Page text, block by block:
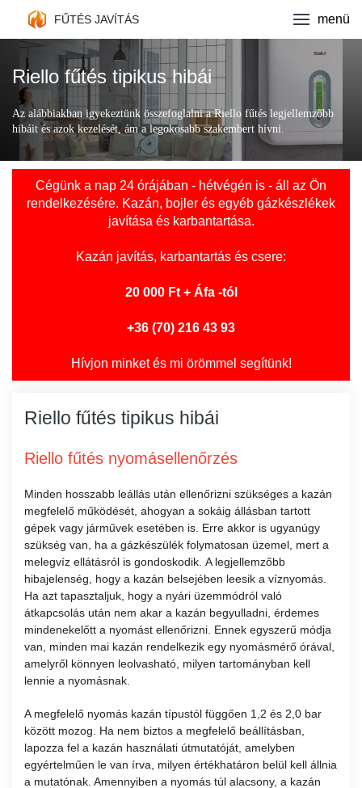
FŰTÉS JAVÍTÁS
Fűtés javítás
Kazán márkák
Ajánlatkérés
Kapcsolat
menü
Riello fűtés tipikus hibái
Az alábbiakban igyekeztünk összefoglalni a Riello fűtés legjellemzőbb
hibáit és azok kezelését, ám a legokosabb szakembert hívni.
Cégünk a nap 24 órájában - hétvégén is - áll az Ön
rendelkezésére. Kazán, bojler és egyéb gázkészlékek
javítása és karbantartása.
Kazán javítás, karbantartás és csere:
20 000 Ft + Áfa -tól
+36 (70) 216 43 93
Hívjon minket és mi örömmel segítünk!
Riello fűtés tipikus hibái
Riello fűtés nyomásellenőrzés
Minden hosszabb leállás után ellenőrizni szükséges a kazán
megfelelő működését, ahogyan a sokáig állásban tartott
gépek vagy járművek esetében is. Erre akkor is ugyanúgy
szükség van, ha a gázkészülék folymatosan üzemel, mert a
melegvíz ellátásról is gondoskodik. A legjellemzőbb
hibajelenség, hogy a kazán belsejében leesik a víznyomás.
Ha azt tapasztaljuk, hogy a nyári üzemmódról való
átkapcsolás után nem akar a kazán begyulladni, érdemes
mindenekelőtt a nyomást ellenőrizni. Ennek egyszerű módja
van, minden mai kazán rendelkezik egy nyomásmérő órával,
amelyről könnyen leolvasható, milyen tartományban kell
lennie a nyomásnak.
A megfelelő nyomás kazán típustól függően 1,2 és 2,0 bar
között mozog. Ha nem biztos a megfelelő beállításban,
lapozza fel a kazán használati útmutatóját, amelyben
egyértelműen le van írva, milyen értékhatáron belül kell állnia
a mutatónak. Amennyiben a nyomás túl alacsony, a kazán